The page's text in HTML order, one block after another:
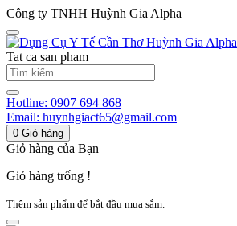
Công ty TNHH Huỳnh Gia Alpha
Huỳnh Gia Alpha
Tat ca san pham
Hotline: 0907 694 868
Email: huynhgiact65@gmail.com
0 Giỏ hàng
Giỏ hàng của Bạn
Giỏ hàng trống !
Thêm sản phẩm để bắt đầu mua sắm.